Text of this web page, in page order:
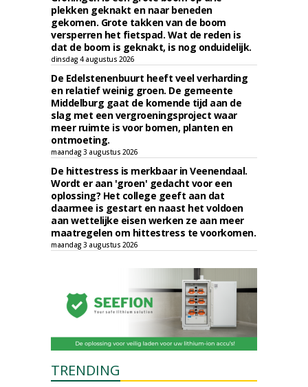
plekken geknakt en naar beneden
gekomen. Grote takken van de boom
versperren het fietspad. Wat de reden is
dat de boom is geknakt, is nog onduidelijk.
dinsdag 4 augustus 2026
De Edelstenenbuurt heeft veel verharding
en relatief weinig groen. De gemeente
Middelburg gaat de komende tijd aan de
slag met een vergroeningsproject waar
meer ruimte is voor bomen, planten en
ontmoeting.
maandag 3 augustus 2026
De hittestress is merkbaar in Veenendaal.
Wordt er aan 'groen' gedacht voor een
oplossing? Het college geeft aan dat
daarmee is gestart en naast het voldoen
aan wettelijke eisen werken ze aan meer
maatregelen om hittestress te voorkomen.
maandag 3 augustus 2026
TRENDING